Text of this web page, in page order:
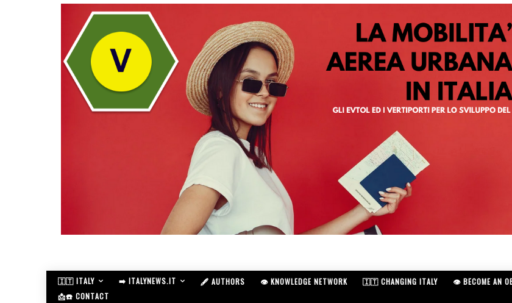
🇮🇹 ITALY ➡️ ITALYNEWS.IT 🖋️ AUTHORS 👁️ KNOWLEDGE NETWORK 🇮🇹 CHANGING ITALY 👁️ BECOME AN
📩☎️ CONTACT